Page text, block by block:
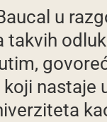
u
nastaje